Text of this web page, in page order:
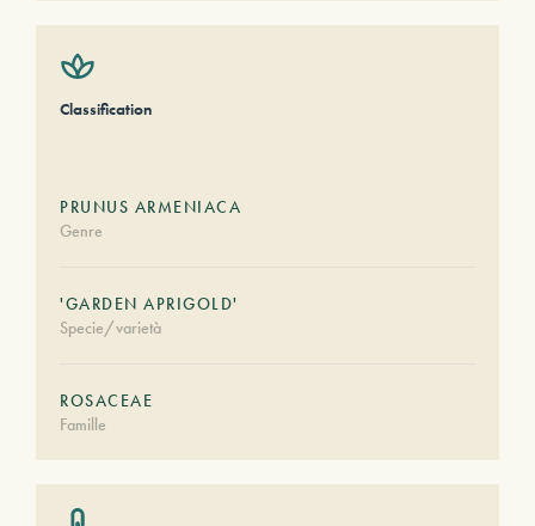
Classification
PRUNUS ARMENIACA
Genre
'GARDEN APRIGOLD'
Specie/varietà
ROSACEAE
Famille